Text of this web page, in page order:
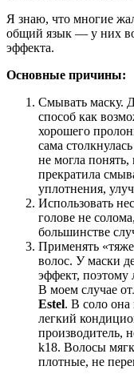
Я знаю, что многие
общий язык — у них
эффекта.
Основные причины:
Смывать маску.
способ как
хорошего
сама
не могла понять,
прекратила
уплотнения,
Использовать
голове не
большинстве
Применять
волос. У маски
эффект, поэтому
В моем случае
Estel. В соло она
легкий
производитель,
k18. Волосы
плотные, не